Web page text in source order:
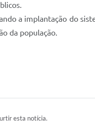
a implantação do
da população.
esta notícia.